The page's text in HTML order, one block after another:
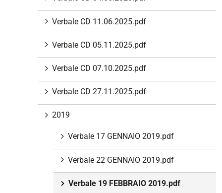
Verbale CD 11.06.2025.pdf
Verbale CD 05.11.2025.pdf
Verbale CD 07.10.2025.pdf
Verbale CD 27.11.2025.pdf
2019
Verbale 17 GENNAIO 2019.pdf
Verbale 22 GENNAIO 2019.pdf
Verbale 19 FEBBRAIO 2019.pdf